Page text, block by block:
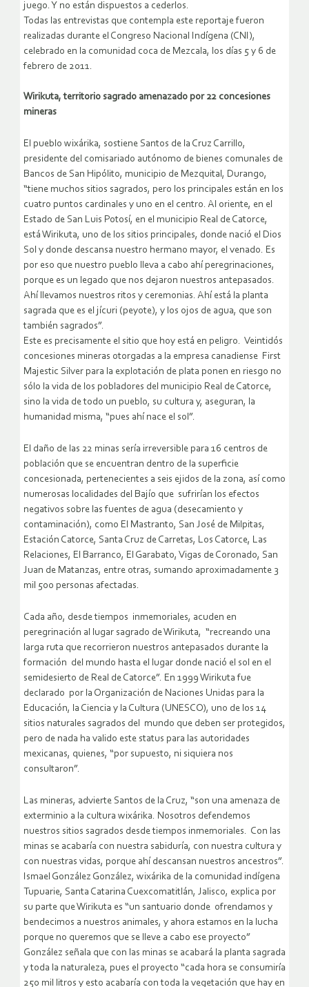
juego. Y no están dispuestos a cederlos.
Todas las entrevistas que contempla este reportaje fueron
realizadas durante el Congreso Nacional Indígena (CNI),
celebrado en la comunidad coca de Mezcala, los días 5 y 6 de
febrero de 2011.
Wirikuta, territorio sagrado amenazado por 22 concesiones
mineras
El pueblo wixárika, sostiene Santos de la Cruz Carrillo,
presidente del comisariado autónomo de bienes comunales de
Bancos de San Hipólito, municipio de Mezquital, Durango,
“tiene muchos sitios sagrados, pero los principales están en los
cuatro puntos cardinales y uno en el centro. Al oriente, en el
Estado de San Luis Potosí, en el municipio Real de Catorce,
está Wirikuta, uno de los sitios principales, donde nació el Dios
Sol y donde descansa nuestro hermano mayor, el venado. Es
por eso que nuestro pueblo lleva a cabo ahí peregrinaciones,
porque es un legado que nos dejaron nuestros antepasados.
Ahí llevamos nuestros ritos y ceremonias. Ahí está la planta
sagrada que es el jícuri (peyote), y los ojos de agua, que son
también sagrados”.
Este es precisamente el sitio que hoy está en peligro. Veintidós
concesiones mineras otorgadas a la empresa canadiense First
Majestic Silver para la explotación de plata ponen en riesgo no
sólo la vida de los pobladores del municipio Real de Catorce,
sino la vida de todo un pueblo, su cultura y, aseguran, la
humanidad misma, “pues ahí nace el sol”.
El daño de las 22 minas sería irreversible para 16 centros de
población que se encuentran dentro de la superficie
concesionada, pertenecientes a seis ejidos de la zona, así como
numerosas localidades del Bajío que sufrirían los efectos
negativos sobre las fuentes de agua (desecamiento y
contaminación), como El Mastranto, San José de Milpitas,
Estación Catorce, Santa Cruz de Carretas, Los Catorce, Las
Relaciones, El Barranco, El Garabato, Vigas de Coronado, San
Juan de Matanzas, entre otras, sumando aproximadamente 3
mil 500 personas afectadas.
Cada año, desde tiempos inmemoriales, acuden en
peregrinación al lugar sagrado de Wirikuta, “recreando una
larga ruta que recorrieron nuestros antepasados durante la
formación del mundo hasta el lugar donde nació el sol en el
semidesierto de Real de Catorce”. En 1999 Wirikuta fue
declarado por la Organización de Naciones Unidas para la
Educación, la Ciencia y la Cultura (UNESCO), uno de los 14
sitios naturales sagrados del mundo que deben ser protegidos,
pero de nada ha valido este status para las autoridades
mexicanas, quienes, “por supuesto, ni siquiera nos
consultaron”.
Las mineras, advierte Santos de la Cruz, “son una amenaza de
exterminio a la cultura wixárika. Nosotros defendemos
nuestros sitios sagrados desde tiempos inmemoriales. Con las
minas se acabaría con nuestra sabiduría, con nuestra cultura y
con nuestras vidas, porque ahí descansan nuestros ancestros”.
Ismael González González, wixárika de la comunidad indígena
Tupuarie, Santa Catarina Cuexcomatitlán, Jalisco, explica por
su parte que Wirikuta es “un santuario donde ofrendamos y
bendecimos a nuestros animales, y ahora estamos en la lucha
porque no queremos que se lleve a cabo ese proyecto”
González señala que con las minas se acabará la planta sagrada
y toda la naturaleza, pues el proyecto “cada hora se consumiría
250 mil litros y esto acabaría con toda la vegetación que hay en